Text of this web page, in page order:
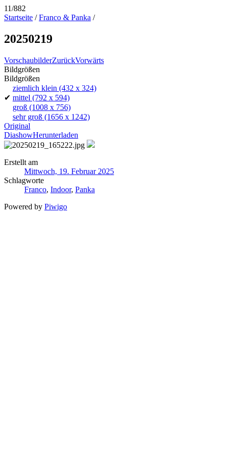
11/882
Startseite /Franco & Panka /
20250219
VorschaubilderZurückVorwärts
Bildgrößen
Bildgrößen
ziemlich klein (432 x 324)
✔ mittel (792 x 594)
groß (1008 x 756)
sehr groß (1656 x 1242)
Original
DiashowHerunterladen
Erstellt am
Mittwoch, 19. Februar 2025
Schlagworte
Franco, Indoor, Panka
Powered by Piwigo